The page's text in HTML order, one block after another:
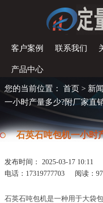
客户案例 联系我们
产品中心
您的当前位置： 首页> 新
一小时产量多少?附厂家直
石英石吨包机一小时
发布时间： 2025-03-17 10:11
电话：17319777703
阅读：
石英石吨包机是一种用于大袋